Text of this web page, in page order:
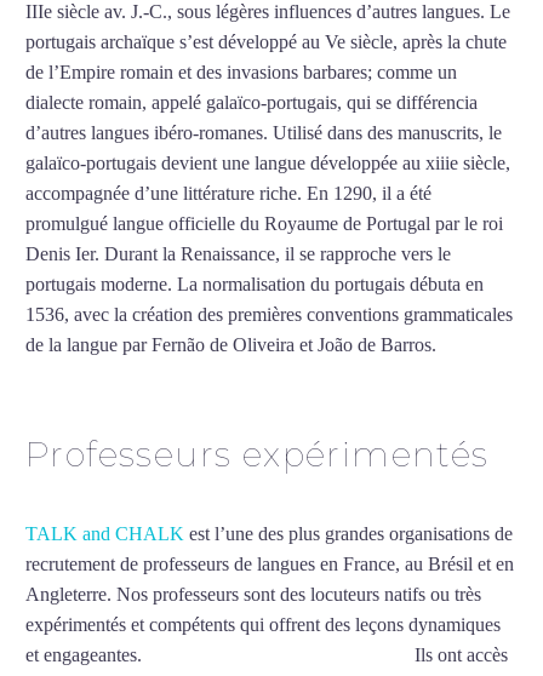
IIIe siècle av. J.-C., sous légères influences d’autres langues. Le
portugais archaïque s’est développé au Ve siècle, après la chute
de l’Empire romain et des invasions barbares; comme un
dialecte romain, appelé galaïco-portugais, qui se différencia
d’autres langues ibéro-romanes. Utilisé dans des manuscrits, le
galaïco-portugais devient une langue développée au xiiie siècle,
accompagnée d’une littérature riche. En 1290, il a été
promulgué langue officielle du Royaume de Portugal par le roi
Denis Ier. Durant la Renaissance, il se rapproche vers le
portugais moderne. La normalisation du portugais débuta en
1536, avec la création des premières conventions grammaticales
de la langue par Fernão de Oliveira et João de Barros.
Professeurs expérimentés
TALK and CHALK est l’une des plus grandes organisations de
recrutement de professeurs de langues en France, au Brésil et en
Angleterre. Nos professeurs sont des locuteurs natifs ou très
expérimentés et compétents qui offrent des leçons dynamiques
et engageantes.
Ils ont accès